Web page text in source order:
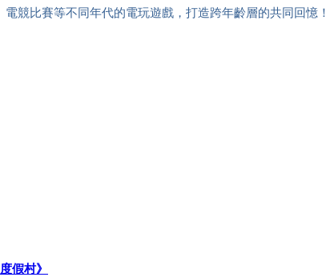
競比賽等不同年代的電玩遊戲，打造跨年齡層的共同回憶！
假村》